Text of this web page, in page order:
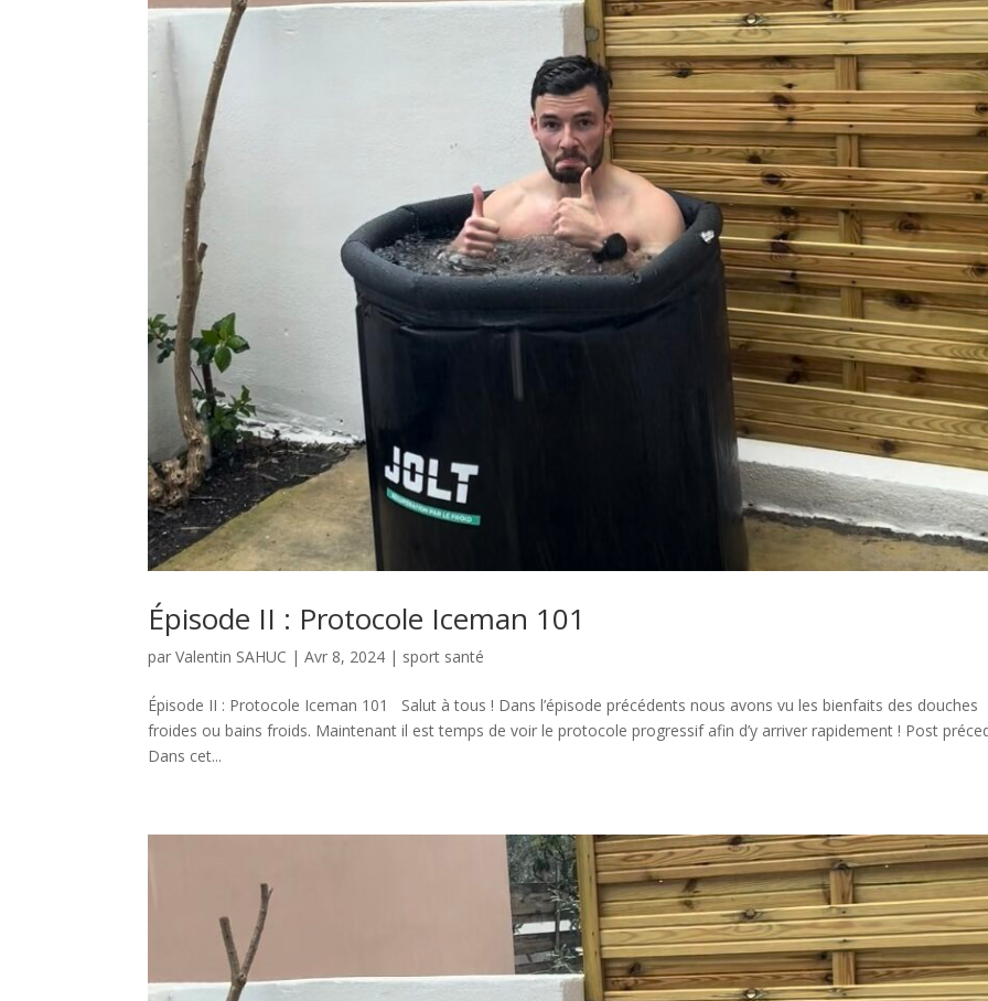
Épisode II : Protocole Iceman 101
parValentin SAHUC |Avr 8, 2024 | sport santé
Épisode II : Protocole Iceman 101 Salut à tous ! Dans l’épisode précédents nous avons vu les bienfaits des douches
froides ou bains froids. Maintenant il est temps de voir le protocole progressif afin d’y arriver rapidement ! Post
Dans cet...